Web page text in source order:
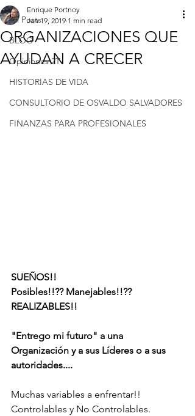
All Posts
BLOG
Opiniones 2T
HISTORIAS DE VIDA
CONSULTORIO DE OSVALDO SALVADORES
FINANZAS PARA PROFESIONALES
ORGANIZACIONES QUE
AYUDAN A CRECER
Enrique Portnoy
Jan 19, 2019 1 min read
SUEÑOS!!
Posibles!!?? Manejables!!??
REALIZABLES!!
"Entrego mi futuro" a una
Organización y a sus Líderes o a sus
autoridades....
Muchas variables a enfrentar!!
Controlables y No Controlables.